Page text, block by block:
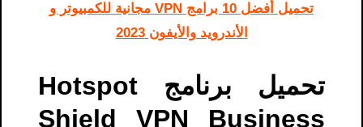
تحميل أفضل 10 برامج VPN مجانية للكمبيوتر و
الأندرويد والأيفون 2023
تحميل برنامج Hotspot
Shield VPN Business